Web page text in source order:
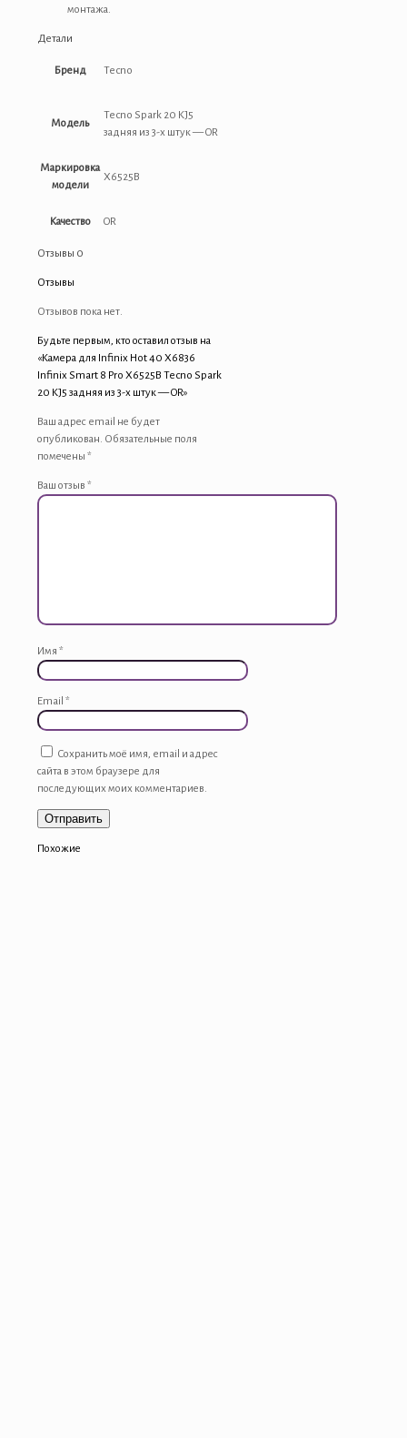
монтажа.
Детали
Бренд Tecno
Модель
Tecno Spark 20 KJ5
задняя из 3-х штук — OR
Маркировка
модели
X6525B
Качество OR
Отзывы 0
Отзывы
Отзывов пока нет.
Будьте первым, кто оставил отзыв на
«Камера для Infinix Hot 40 X6836
Infinix Smart 8 Pro X6525B Tecno Spark
20 KJ5 задняя из 3-х штук — OR»
Ваш адрес email не будет
опубликован. Обязательные поля
помечены *
Ваш отзыв *
Имя *
Email *
Сохранить моё имя, email и адрес
сайта в этом браузере для
последующих моих комментариев.
Похожие